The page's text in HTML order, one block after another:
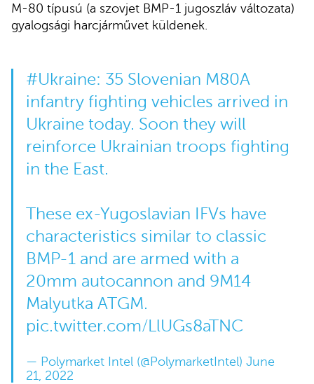
M-80 típusú (a szovjet BMP-1 jugoszláv változata)
gyalogsági harcjárművet küldenek.
#Ukraine: 35 Slovenian M80A
infantry fighting vehicles arrived in
Ukraine today. Soon they will
reinforce Ukrainian troops fighting
in the East.
These ex-Yugoslavian IFVs have
characteristics similar to classic
BMP-1 and are armed with a
20mm autocannon and 9M14
Malyutka ATGM.
pic.twitter.com/LlUGs8aTNC
— Polymarket Intel (@PolymarketIntel) June
21, 2022